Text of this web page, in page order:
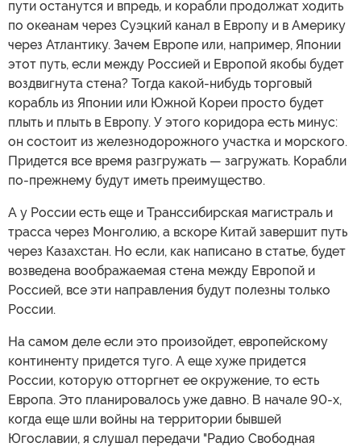
пути останутся и впредь, и корабли продолжат ходить
по океанам через Суэцкий канал в Европу и в Америку
через Атлантику. Зачем Европе или, например, Японии
этот путь, если между Россией и Европой якобы будет
воздвигнута стена? Тогда какой-нибудь торговый
корабль из Японии или Южной Кореи просто будет
плыть и плыть в Европу. У этого коридора есть минус:
он состоит из железнодорожного участка и морского.
Придется все время разгружать — загружать. Корабли
по-прежнему будут иметь преимущество.
А у России есть еще и Транссибирская магистраль и
трасса через Монголию, а вскоре Китай завершит путь
через Казахстан. Но если, как написано в статье, будет
возведена воображаемая стена между Европой и
Россией, все эти направления будут полезны только
России.
На самом деле если это произойдет, европейскому
континенту придется туго. А еще хуже придется
России, которую отторгнет ее окружение, то есть
Европа. Это планировалось уже давно. В начале 90-х,
когда еще шли войны на территории бывшей
Югославии, я слушал передачи "Радио Свободная